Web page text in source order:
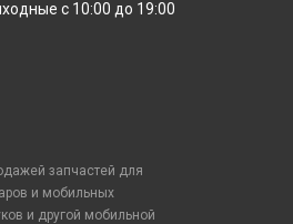
с 10:00 до 19:00
запчастей для
и мобильных
и другой мобильной